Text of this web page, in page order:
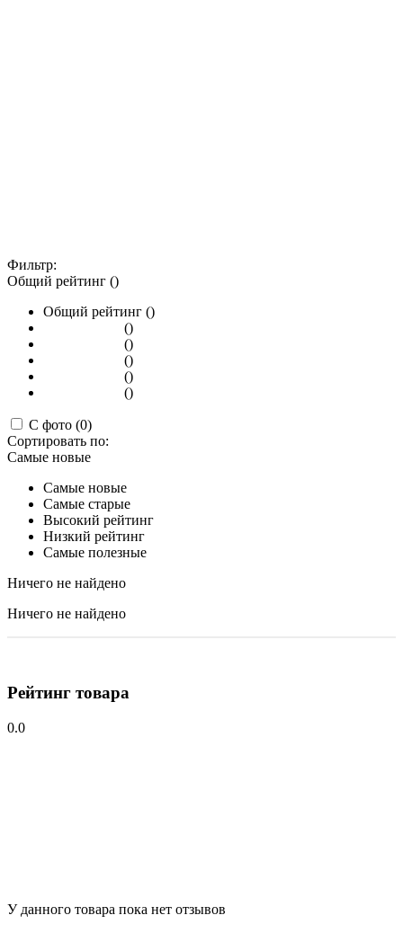
Фильтр:
Общий рейтинг ()
Общий рейтинг ()
()
()
()
()
()
С фото (0)
Сортировать по:
Самые новые
Самые новые
Самые старые
Высокий рейтинг
Низкий рейтинг
Самые полезные
Ничего не найдено
Ничего не найдено
Рейтинг товара
0.0
У данного товара пока нет отзывов